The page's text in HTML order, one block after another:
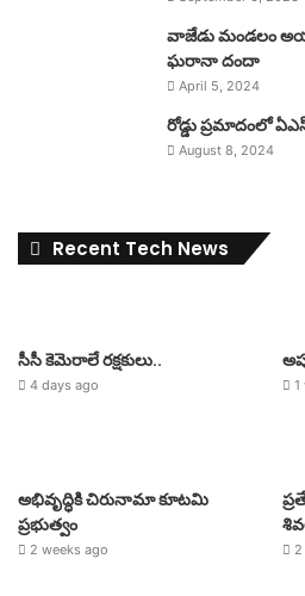
వాజేడు మండలం
ఘరానా దందా
April 5, 2024
రోడ్డు ప్రమాదంలో
August 8, 2024
Recent Tech News
సీసీ కెమెరాలే రక్షకులు..
4 days ago 1
అభివృద్ధికి చిరునామా కూటమి
ప్రభుత్వం
2 weeks ago